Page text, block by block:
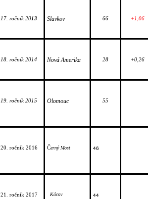
17. ročník 2013 Slavkov 66 +1,06
18. ročník 2014 Nová Amerika 28 +0,26
19. ročník 2015 Olomouc 55
20. ročník 2016 Černý Most 46
21. ročník 2017 Kácov 44